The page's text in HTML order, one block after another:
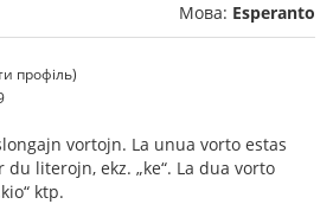
Мова: Esperanto
профіль)
vortojn. La unua vorto estas
literojn, ekz. „ke“. La dua vorto
ktp.